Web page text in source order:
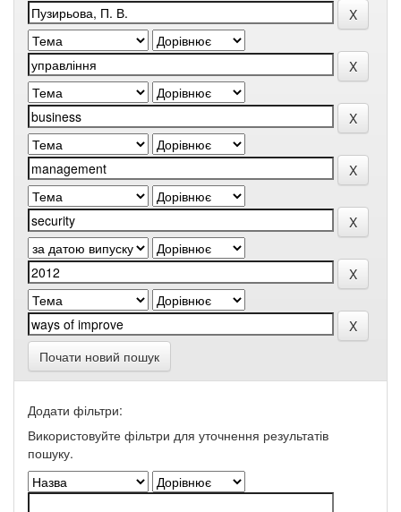
Почати новий пошук
Додати фільтри:
Використовуйте фільтри для уточнення результатів
пошуку.